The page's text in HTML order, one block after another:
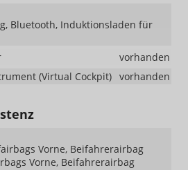
Bluetooth, Induktionsladen für
vorhanden
(Virtual Cockpit) vorhanden
Vorne, Beifahrerairbag
Vorne, Beifahrerairbag